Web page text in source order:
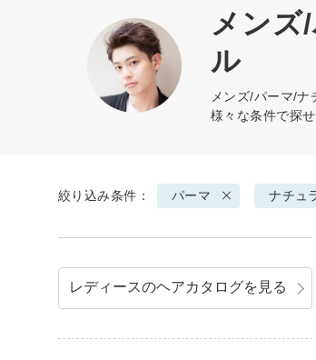
メンズ
ル
メンズ/パーマ/
様々な条件で探せ
絞り込み条件： パーマ ナチュ
レディースのヘアカタログを見る